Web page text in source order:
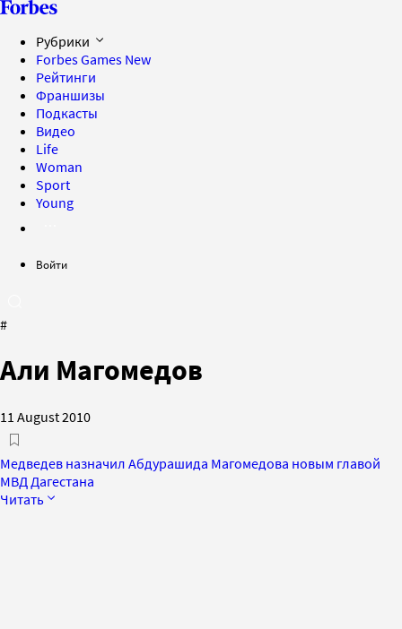
Рубрики
Forbes Games New
Рейтинги
Франшизы
Подкасты
Видео
Life
Woman
Sport
Young
Войти
#
Али Магомедов
11 August 2010
Медведев назначил Абдурашида Магомедова новым главой
МВД Дагестана
Читать